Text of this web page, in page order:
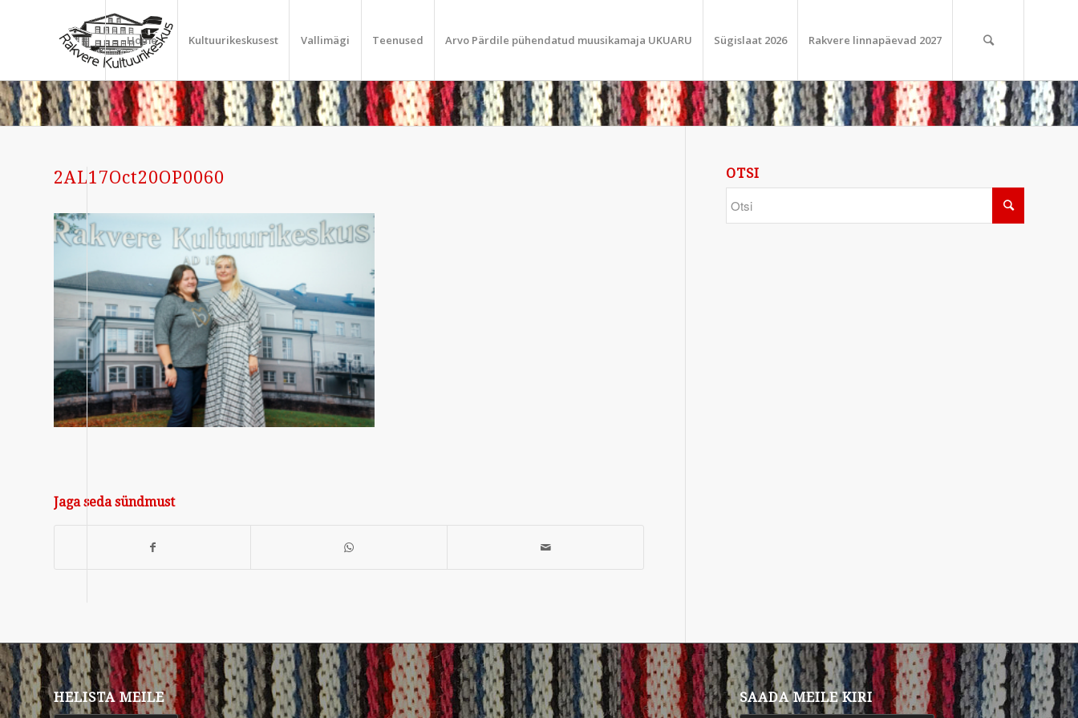
Home Kultuurikeskusest Vallimägi Teenused Arvo Pärdile pühendatud muusikamaja UKUARU Sügislaat 2026 Rakvere linnapäevad 2027
2AL17Oct20OP0060
Jaga seda sündmust
OTSI
HELISTA MEILE SAADA MEILE KIRI